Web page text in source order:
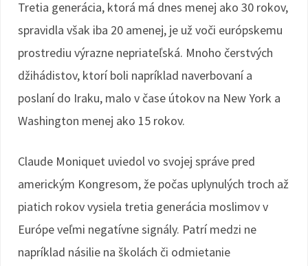
Tretia generácia, ktorá má dnes menej ako 30 rokov,
spravidla však iba 20 amenej, je už voči európskemu
prostrediu výrazne nepriateľská. Mnoho čerstvých
džihádistov, ktorí boli napríklad naverbovaní a
poslaní do Iraku, malo v čase útokov na New York a
Washington menej ako 15 rokov.
Claude Moniquet uviedol vo svojej správe pred
americkým Kongresom, že počas uplynulých troch až
piatich rokov vysiela tretia generácia moslimov v
Európe veľmi negatívne signály. Patrí medzi ne
napríklad násilie na školách či odmietanie